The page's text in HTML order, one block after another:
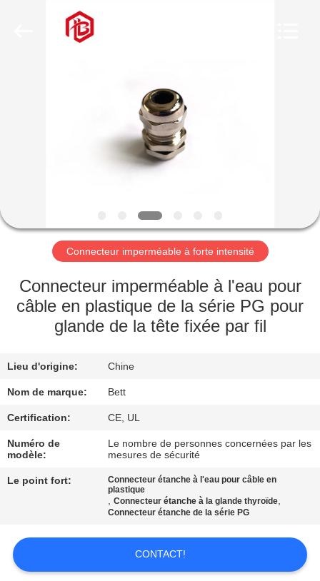
DE
NOUS
VISITE
D'USINE
DE
QUALITÉ
PLAN
DU
SITE
PRIVACY
POLICY
Connecteur imperméable à forte intensité
Connecteur imperméable à l'eau pour
câble en plastique de la série PG pour
glande de la tête fixée par fil
Lieu d'origine: Chine
Nom de marque: Bett
Certification: CE, UL
Numéro de
modèle:
Le nombre de personnes concernées par les
mesures de sécurité
Le point fort:
Connecteur étanche à l'eau pour câble en
plastique
,Connecteur étanche à la glande thyroïde,
Connecteur étanche de la série PG
CONTACT!